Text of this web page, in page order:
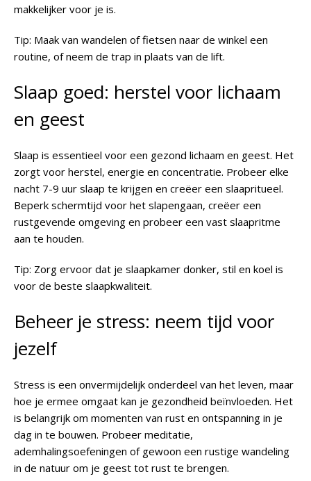
makkelijker voor je is.
Tip: Maak van wandelen of fietsen naar de winkel een
routine, of neem de trap in plaats van de lift.
Slaap goed: herstel voor lichaam
en geest
Slaap is essentieel voor een gezond lichaam en geest. Het
zorgt voor herstel, energie en concentratie. Probeer elke
nacht 7-9 uur slaap te krijgen en creëer een slaapritueel.
Beperk schermtijd voor het slapengaan, creëer een
rustgevende omgeving en probeer een vast slaapritme
aan te houden.
Tip: Zorg ervoor dat je slaapkamer donker, stil en koel is
voor de beste slaapkwaliteit.
Beheer je stress: neem tijd voor
jezelf
Stress is een onvermijdelijk onderdeel van het leven, maar
hoe je ermee omgaat kan je gezondheid beïnvloeden. Het
is belangrijk om momenten van rust en ontspanning in je
dag in te bouwen. Probeer meditatie,
ademhalingsoefeningen of gewoon een rustige wandeling
in de natuur om je geest tot rust te brengen.